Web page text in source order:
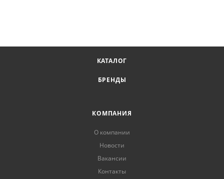
КАТАЛОГ
БРЕНДЫ
КОМПАНИЯ
О компании
Новости
Вакансии
Контакты